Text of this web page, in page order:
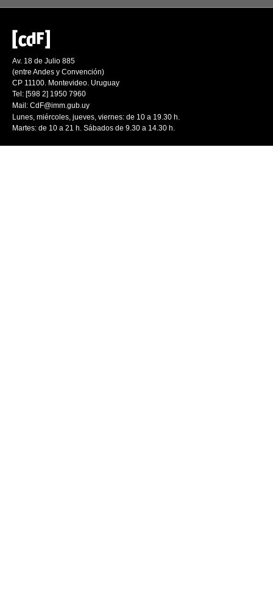
Av. 18 de Julio 885
(entre Andes y Convención)
CP 11100. Montevideo. Uruguay
Tel: [598 2] 1950 7960
Mail: CdF@imm.gub.uy
Lunes, miércoles, jueves, viernes: de 10 a 19.30 h.
Martes: de 10 a 21 h. Sábados de 9.30 a 14.30 h.